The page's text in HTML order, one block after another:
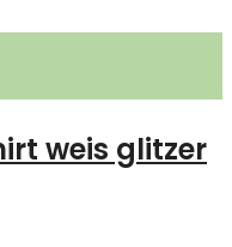
weis glitzer